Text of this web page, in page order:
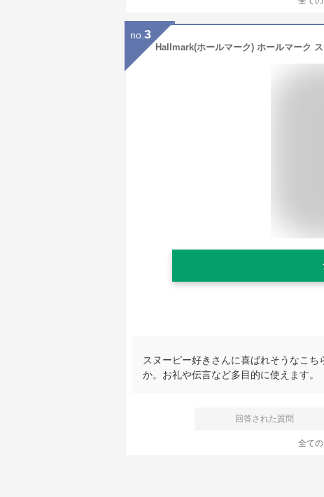
no. 3
スヌーピー好きさんに喜ばれそうなこ
か。お礼や伝言など多目的に使えます。
回答された質問
全て